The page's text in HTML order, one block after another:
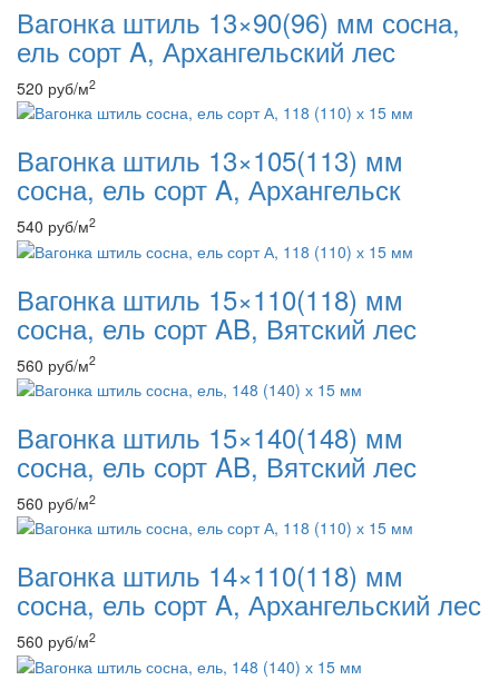
Вагонка штиль 13×90(96) мм сосна,
ель сорт A, Архангельский лес
520 руб/м2
Вагонка штиль 13×105(113) мм
сосна, ель сорт A, Архангельск
540 руб/м2
Вагонка штиль 15×110(118) мм
сосна, ель сорт AB, Вятский лес
560 руб/м2
Вагонка штиль 15×140(148) мм
сосна, ель сорт AB, Вятский лес
560 руб/м2
Вагонка штиль 14×110(118) мм
сосна, ель сорт A, Архангельский лес
560 руб/м2